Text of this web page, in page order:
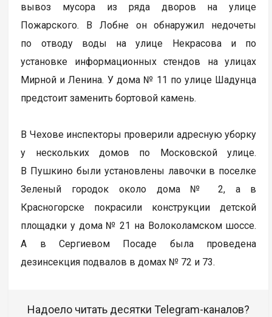
вывоз мусора из ряда дворов на улице
Пожарского. В Лобне он обнаружил недочеты
по отводу воды на улице Некрасова и по
установке информационных стендов на улицах
Мирной и Ленина. У дома № 11 по улице Шадунца
предстоит заменить бортовой камень.
В Чехове инспекторы проверили адресную уборку
у нескольких домов по Московской улице.
В Пушкино были установлены лавочки в поселке
Зеленый городок около дома № 2, а в
Красногорске покрасили конструкции детской
площадки у дома № 21 на Волоколамском шоссе.
А в Сергиевом Посаде была проведена
дезинсекция подвалов в домах № 72 и 73.
Надоело читать десятки Telegram-каналов?